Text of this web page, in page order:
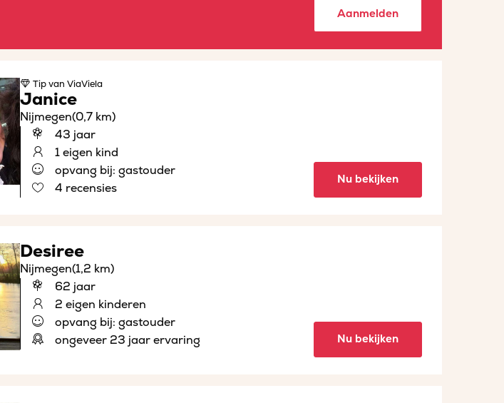
Aanmelden
Tipvan ViaViela
Janice
Nijmegen(0,7 km)
43 jaar
1 eigen kind
opvang bij: gastouder
4 recensies
Nu bekijken
Desiree
Nijmegen(1,2 km)
62 jaar
2 eigen kinderen
opvang bij: gastouder
ongeveer 23 jaar ervaring
Nu bekijken